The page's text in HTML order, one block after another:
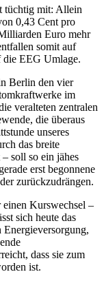
tüchtig mit: Allein
0,43 Cent pro
Euro mehr
somit auf
die EEG Umlage.
Berlin den vier
im
veralteten zentralen
die überaus
unseres
das breite
soll so ein jähes
erst begonnene
zurückzudrängen.
Kurswechsel –
sich heute das
dass sie zum
ist.